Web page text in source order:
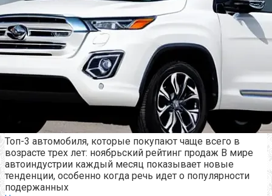
Топ-3 автомобиля, которые покупают чаще всего в
возрасте трех лет: ноябрьский рейтинг продаж В мире
автоиндустрии каждый месяц показывает новые
тенденции, особенно когда речь идет о популярности
подержанных